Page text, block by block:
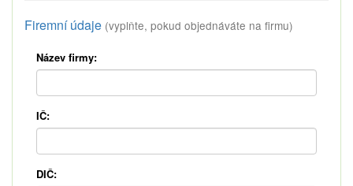
Firemní údaje (vyplňte, pokud objednáváte na firmu)
Název firmy:
IČ:
DIČ: